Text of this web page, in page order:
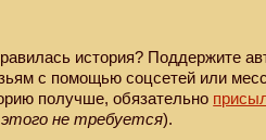
история? Поддержите
с помощью соцсетей или
получше, обязательно
этого не требуется).